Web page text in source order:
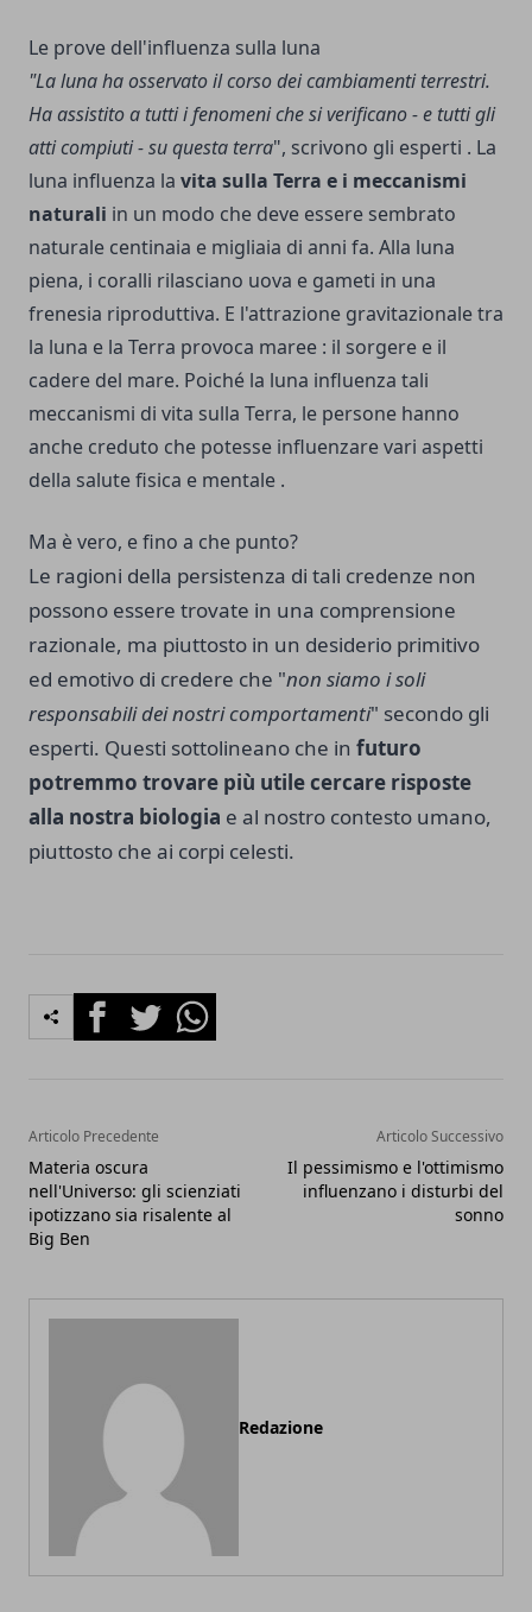
Le prove dell'influenza sulla luna
"La luna ha osservato il corso dei cambiamenti terrestri.
Ha assistito a tutti i fenomeni che si verificano - e tutti gli
atti compiuti - su questa terra", scrivono gli esperti . La
luna influenza la vita sulla Terra e i meccanismi
naturali in un modo che deve essere sembrato
naturale centinaia e migliaia di anni fa. Alla luna
piena, i coralli rilasciano uova e gameti in una
frenesia riproduttiva. E l'attrazione gravitazionale tra
la luna e la Terra provoca maree : il sorgere e il
cadere del mare. Poiché la luna influenza tali
meccanismi di vita sulla Terra, le persone hanno
anche creduto che potesse influenzare vari aspetti
della salute fisica e mentale .
Ma è vero, e fino a che punto?
Le ragioni della persistenza di tali credenze non
possono essere trovate in una comprensione
razionale, ma piuttosto in un desiderio primitivo
ed emotivo di credere che "non siamo i soli
responsabili dei nostri comportamenti" secondo gli
esperti. Questi sottolineano che in futuro
potremmo trovare più utile cercare risposte
alla nostra biologia e al nostro contesto umano,
piuttosto che ai corpi celesti.
FacebookTwitterWhatsapp
Articolo Precedente
Materia oscura
nell'Universo: gli scienziati
ipotizzano sia risalente al
Big Ben
Articolo Successivo
Il pessimismo e l'ottimismo
influenzano i disturbi del
sonno
Redazione